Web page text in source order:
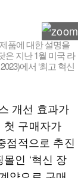
품에 대한 설명을
은 지난 1월 미국 라
에서 ‘최고 혁신
개선 효과가
첫 구매자가
점적으로 추진
인 ‘혁신 장